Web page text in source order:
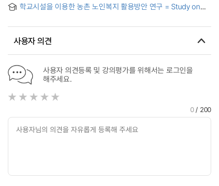
elderly welfare
학교시설을 이용한 농촌 노인복지 활용방안 연구 = Study on
사용자 의견
사용자 의견등록 및 강의평가를 위해서는 로그인을
해주세요.
0/ 200